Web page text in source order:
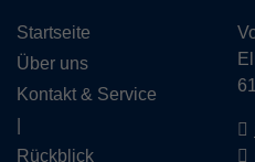
Startseite
Über uns
Kontakt & Service
Rückblick